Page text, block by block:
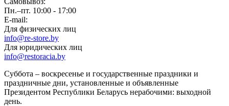
Пн.–пт. 10:00 - 17:00
E-mail:
Для физических лиц
info@re-store.by
Для юридических лиц
info@restoracia.by
Суббота – воскресенье и государственные праздники и
праздничные дни, установленные и объявленные
Президентом Республики Беларусь нерабочими: выходной
день.